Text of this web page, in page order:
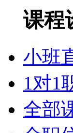
课程
小班
1对1
全部